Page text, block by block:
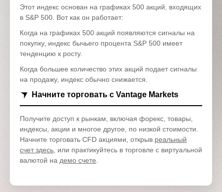
Этот индекс основан на графиках 500 акций, входящих
в S&P 500. Вот как он работает:
Когда на графиках 500 акций появляются сигналы на
покупку, индекс бычьего процента S&P 500 имеет
тенденцию к росту.
Когда большее количество этих акций подает сигналы
на продажу, индекс обычно снижается.
Начните торговать с Vantage Markets
Получите доступ к рынкам, включая форекс, товары,
индексы, акции и многое другое, по низкой стоимости.
Начните торговать CFD акциями, открыв реальный
счет здесь , или практикуйтесь в торговле с виртуальной
валютой на демо счете